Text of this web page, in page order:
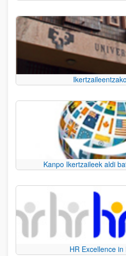
Kanpo Ikertzaileek aldi
HR Excellence in